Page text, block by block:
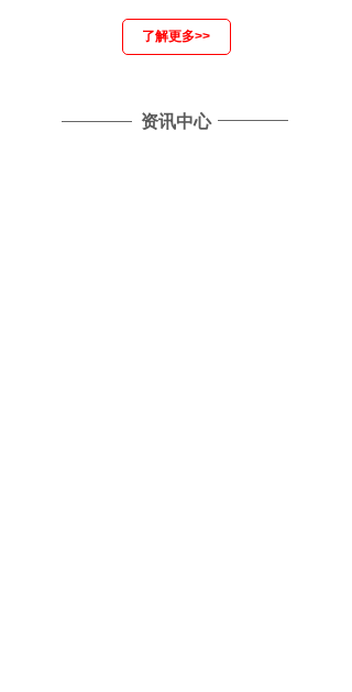
了解更多>>
资讯中心